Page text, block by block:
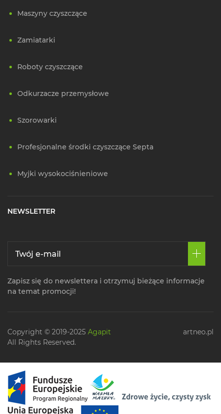
Maszyny czyszczące
Zamiatarki
Roboty czyszczące
Odkurzacze przemysłowe
Szorowarki
Profesjonalne środki czyszczące Septa
Myjki wysokociśnieniowe
NEWSLETTER
Zapisz się do newslettera i otrzymuj bieżące informacje
na temat promocji!
Copyright © 2019-2025 Agapit
All Rights Reserved.
artneo.pl